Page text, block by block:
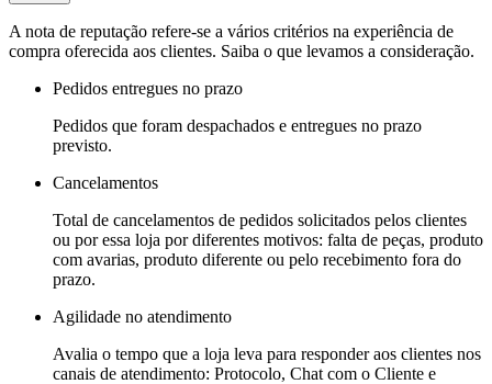
A nota de reputação refere-se a vários critérios na experiência de
compra oferecida aos clientes. Saiba o que levamos a consideração.
Pedidos entregues no prazo
Pedidos que foram despachados e entregues no prazo
previsto.
Cancelamentos
Total de cancelamentos de pedidos solicitados pelos clientes
ou por essa loja por diferentes motivos: falta de peças, produto
com avarias, produto diferente ou pelo recebimento fora do
prazo.
Agilidade no atendimento
Avalia o tempo que a loja leva para responder aos clientes nos
canais de atendimento: Protocolo, Chat com o Cliente e